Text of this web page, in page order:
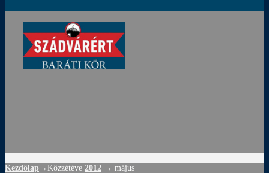
Kezdőlap →Közzétéve 2012 → május